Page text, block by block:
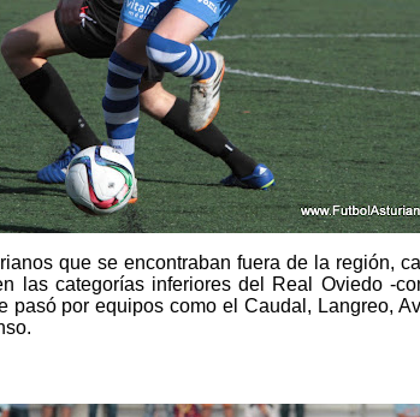
que se encontraban fuera de la región,
las categorías inferiores del Real Oviedo -
pasó por equipos como el Caudal, Langreo,